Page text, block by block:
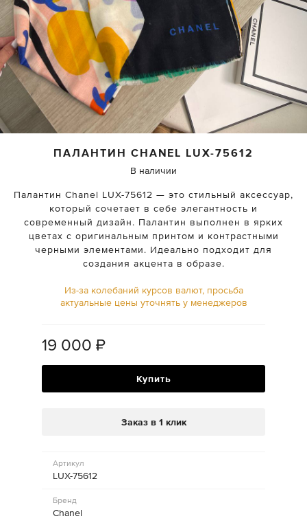
ПАЛАНТИН CHANEL LUX-75612
В наличии
Палантин Chanel LUX-75612 — это стильный аксессуар,
который сочетает в себе элегантность и
современный дизайн. Палантин выполнен в ярких
цветах с оригинальным принтом и контрастными
черными элементами. Идеально подходит для
создания акцента в образе.
Из-за колебаний курсов валют, просьба
актуальные цены уточнять у менеджеров
19 000 ₽
Купить
Заказ в 1 клик
Артикул
LUX-75612
Бренд
Chanel